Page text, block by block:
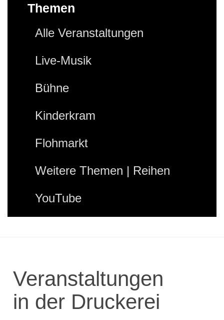
Themen
Alle Veranstaltungen
Live-Musik
Bühne
Kinderkram
Flohmarkt
Weitere Themen | Reihen
YouTube
Veranstaltungen
in der Druckerei